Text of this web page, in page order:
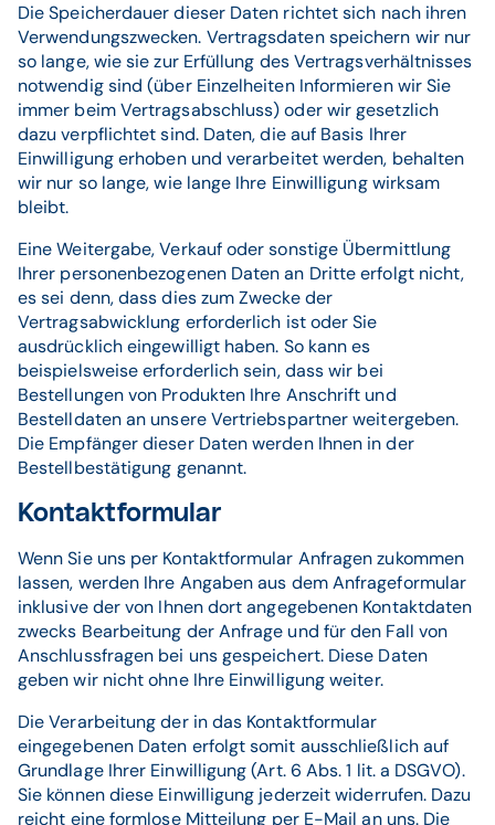
Die Speicherdauer dieser Daten richtet sich nach ihren
Verwendungszwecken. Vertragsdaten speichern wir nur
so lange, wie sie zur Erfüllung des Vertragsverhältnisses
notwendig sind (über Einzelheiten Informieren wir Sie
immer beim Vertragsabschluss) oder wir gesetzlich
dazu verpflichtet sind. Daten, die auf Basis Ihrer
Einwilligung erhoben und verarbeitet werden, behalten
wir nur so lange, wie lange Ihre Einwilligung wirksam
bleibt.
Eine Weitergabe, Verkauf oder sonstige Übermittlung
Ihrer personenbezogenen Daten an Dritte erfolgt nicht,
es sei denn, dass dies zum Zwecke der
Vertragsabwicklung erforderlich ist oder Sie
ausdrücklich eingewilligt haben. So kann es
beispielsweise erforderlich sein, dass wir bei
Bestellungen von Produkten Ihre Anschrift und
Bestelldaten an unsere Vertriebspartner weitergeben.
Die Empfänger dieser Daten werden Ihnen in der
Bestellbestätigung genannt.
Kontaktformular
Wenn Sie uns per Kontaktformular Anfragen zukommen
lassen, werden Ihre Angaben aus dem Anfrageformular
inklusive der von Ihnen dort angegebenen Kontaktdaten
zwecks Bearbeitung der Anfrage und für den Fall von
Anschlussfragen bei uns gespeichert. Diese Daten
geben wir nicht ohne Ihre Einwilligung weiter.
Die Verarbeitung der in das Kontaktformular
eingegebenen Daten erfolgt somit ausschließlich auf
Grundlage Ihrer Einwilligung (Art. 6 Abs. 1 lit. a DSGVO).
Sie können diese Einwilligung jederzeit widerrufen. Dazu
reicht eine formlose Mitteilung per E-Mail an uns. Die